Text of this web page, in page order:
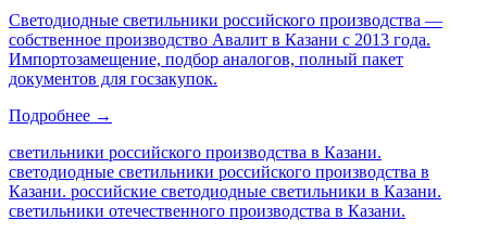
Светодиодные светильники российского производства —
собственное производство Авалит в Казани с 2013 года.
Импортозамещение, подбор аналогов, полный пакет
документов для госзакупок.
Подробнее →
светильники российского производства в Казани.
светодиодные светильники российского производства в
Казани. российские светодиодные светильники в Казани.
светильники отечественного производства в Казани.